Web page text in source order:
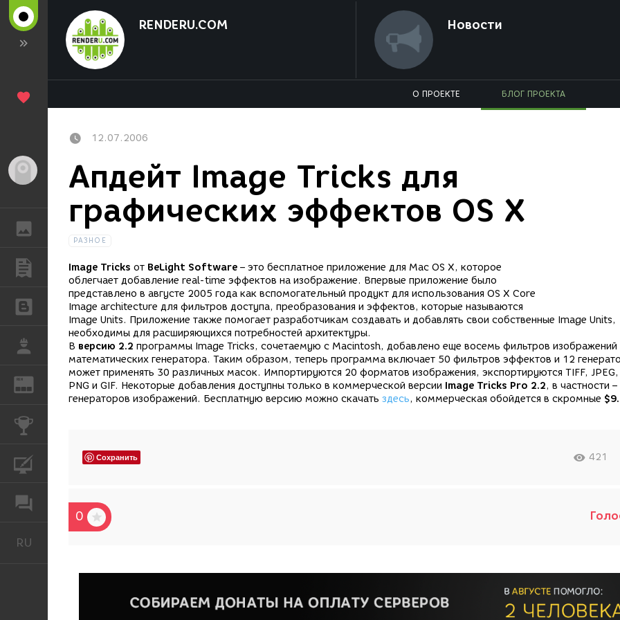
Гость
ГАЛЕРЕЯ
ПУБЛИКАЦИИ
БЛОГИ
РАБОТА
REN ЖУРНАЛ
КУРСЫ
ФОРУМ
RU
RENDERU.COM Новости
О ПРОЕКТЕ БЛОГ ПРОЕКТА
12.07.2006
Апдейт Image Tricks для
графических эффектов OS X
РАЗНОЕ
Image Tricks от BeLight Software – это бесплатное приложение для Mac OS X, которое
облегчает добавление real-time эффектов на изображение. Впервые приложение было
представлено в августе 2005 года как вспомогательный продукт для использования OS X Core
Image architecture для фильтров доступа, преобразования и эффектов, которые называются
Image Units. Приложение также помогает разработчикам создавать и добавлять свои собственные Image Units,
необходимы для расширяющихся потребностей архитектуры.
В версию 2.2 программы Image Tricks, сочетаемую с Macintosh, добавлено еще восемь фильтров изображений
математических генератора. Таким образом, теперь программа включает 50 фильтров эффектов и 12
может применять 30 различных масок. Импортируются 20 форматов изображения, экспортируются TIFF, JPEG,
PNG и GIF. Некоторые добавления доступны только в коммерческой версии Image Tricks Pro 2.2, в частности
генераторов изображений. Бесплатную версию можно скачать здесь, коммерческая обойдется в скромные
Сохранить 421
0